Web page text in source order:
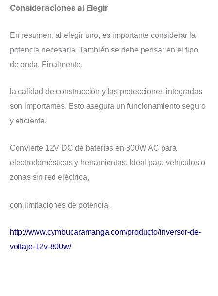
Consideraciones al Elegir
En resumen, al elegir uno, es importante considerar la
potencia necesaria. También se debe pensar en el tipo
de onda. Finalmente,
la calidad de construcción y las protecciones integradas
son importantes. Esto asegura un funcionamiento seguro
y eficiente.
Convierte 12V DC de baterías en 800W AC para
electrodomésticas y herramientas. Ideal para vehículos o
zonas sin red eléctrica,
con limitaciones de potencia.
http://www.cymbucaramanga.com/producto/inversor-de-
voltaje-12v-800w/